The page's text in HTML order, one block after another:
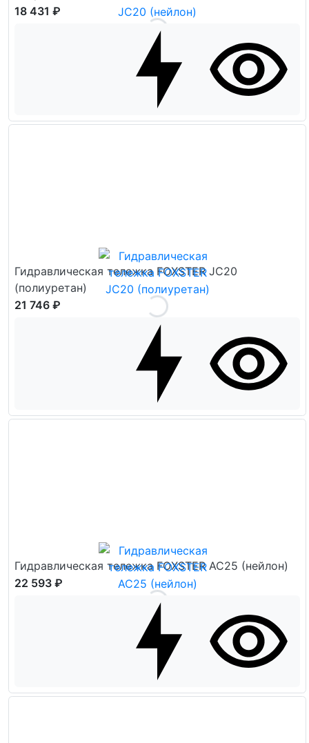
18 431 ₽
Гидравлическая тележка FOXSTER JC20
(полиуретан)
21 746 ₽
Гидравлическая тележка FOXSTER AC25 (нейлон)
22 593 ₽